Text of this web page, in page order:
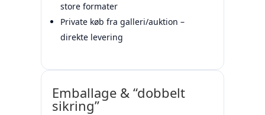
store formater
Private køb fra galleri/auktion –
direkte levering
Emballage & “dobbelt
sikring”